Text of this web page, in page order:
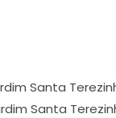
Santa
Santa